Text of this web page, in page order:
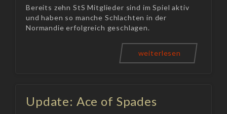
Bereits zehn StS Mitglieder sind im Spiel aktiv
und haben so manche Schlachten in der
Normandie erfolgreich geschlagen.
weiterlesen
Update: Ace of Spades